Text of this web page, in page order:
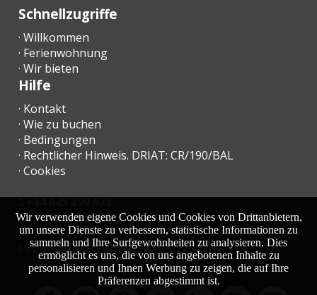
Einzelbetten:
Anzahl der
Personen:
Terrasse (m2):
Schnellzugriffe
· Willkommen
· Ferienwohnung
· Wir bieten
Hilfe
· Kontakt
· Wie zu buchen
· Bedingungen
· Rechtlicher Hinweis. DRIAT: CR/190/BAL
· Cookies
+34 645 899 673
+34 638 455 158
moc.acrollamanaltevs@gnikoob
Wir verwenden eigene Cookies und Cookies von Drittanbietern,
um unsere Dienste zu verbessern, statistische Informationen zu
sammeln und Ihre Surfgewohnheiten zu analysieren. Dies
ermöglicht es uns, die von uns angebotenen Inhalte zu
personalisieren und Ihnen Werbung zu zeigen, die auf Ihre
Präferenzen abgestimmt ist.